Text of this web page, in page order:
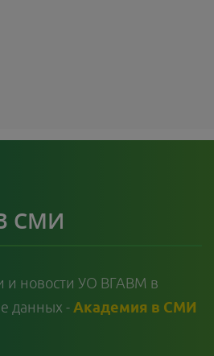
СМИ
и новости УО ВГАВМ в
данных - Академия в СМИ